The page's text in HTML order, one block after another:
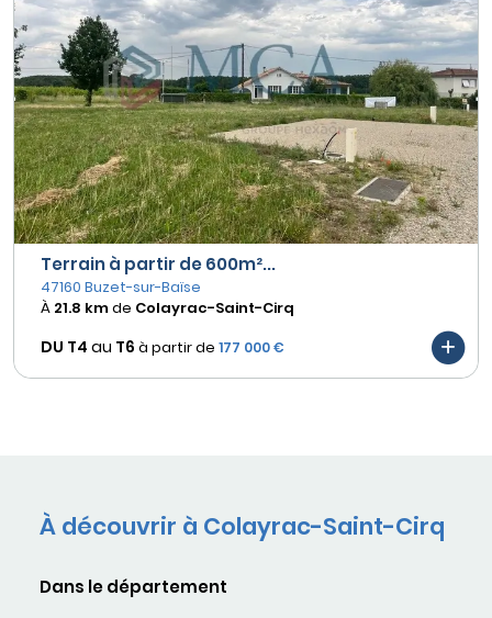
Terrain à partir de 600m²...
47160 Buzet-sur-Baïse
À 21.8 kmde Colayrac-Saint-Cirq
DU T4 au T6 à partir de 177 000 €
À découvrir à Colayrac-Saint-Cirq
Dans le département